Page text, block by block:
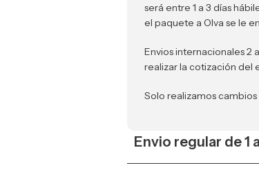
será entre 1 a 3 días
el paquete a Olva se le
Envios internacionales 2
realizar la cotización del
Solo realizamos
Envio regular de 1